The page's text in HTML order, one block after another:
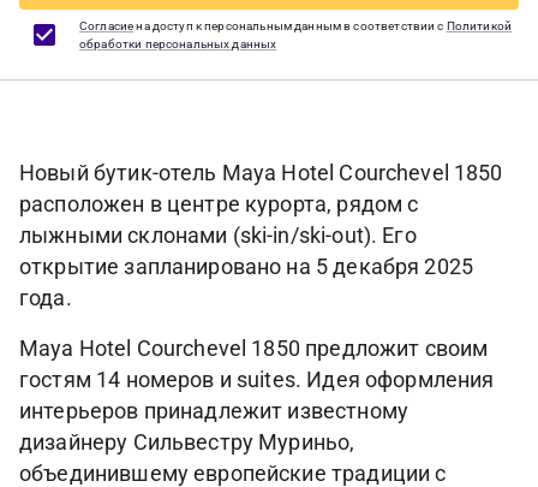
Согласиена доступ к персональным данным в соответствии с Политикой
обработки персональных данных
Новый бутик-отель Maya Hotel Courchevel 1850
расположен в центре курорта, рядом с
лыжными склонами (ski-in/ski-out). Его
открытие запланировано на 5 декабря 2025
года.
Maya Hotel Courchevel 1850 предложит своим
гостям 14 номеров и suites. Идея оформления
интерьеров принадлежит известному
дизайнеру Сильвестру Муриньо,
объединившему европейские традиции с